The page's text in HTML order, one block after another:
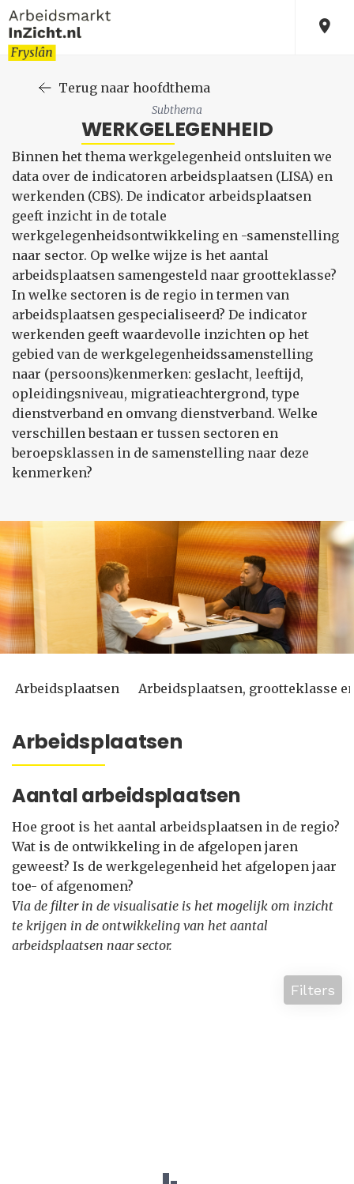
Terug naar hoofdthema
Subthema
WERKGELEGENHEID
Binnen het thema werkgelegenheid ontsluiten we
data over de indicatoren arbeidsplaatsen (LISA) en
werkenden (CBS). De indicator arbeidsplaatsen
geeft inzicht in de totale
werkgelegenheidsontwikkeling en -samenstelling
naar sector. Op welke wijze is het aantal
arbeidsplaatsen samengesteld naar grootteklasse?
In welke sectoren is de regio in termen van
arbeidsplaatsen gespecialiseerd? De indicator
werkenden geeft waardevolle inzichten op het
gebied van de werkgelegenheidssamenstelling
naar (persoons)kenmerken: geslacht, leeftijd,
opleidingsniveau, migratieachtergrond, type
dienstverband en omvang dienstverband. Welke
verschillen bestaan er tussen sectoren en
beroepsklassen in de samenstelling naar deze
kenmerken?
Arbeidsplaatsen Arbeidsplaatsen, grootteklasse
Arbeidsplaatsen
Aantal arbeidsplaatsen
Hoe groot is het aantal arbeidsplaatsen in de regio?
Wat is de ontwikkeling in de afgelopen jaren
geweest? Is de werkgelegenheid het afgelopen jaar
toe- of afgenomen?
Via de filter in de visualisatie is het mogelijk om inzicht
te krijgen in de ontwikkeling van het aantal
arbeidsplaatsen naar sector.
Filters